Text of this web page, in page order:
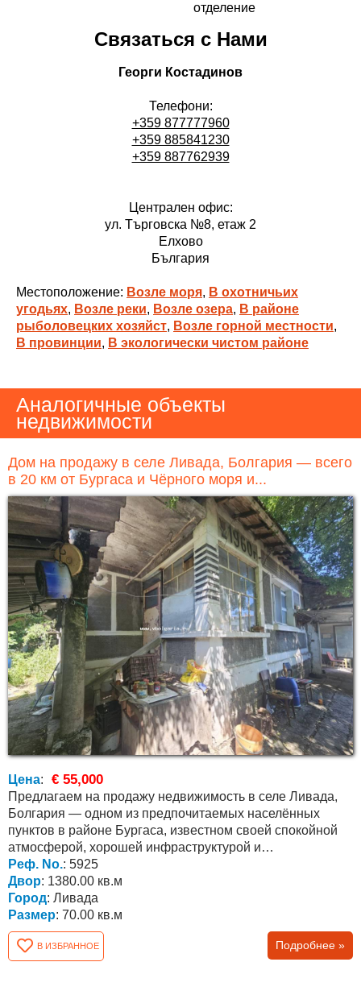
отделение
Связаться с Нами
Георги Костадинов
Телефони:
+359 877777960
+359 885841230
+359 887762939
Централен офис:
ул. Търговска №8, етаж 2
Елхово
България
Местоположение: Возле моря, В охотничьих
угодьях, Возле реки, Возле озера, В районе
рыболовецких хозяйст, Возле горной местности,
В провинции, В экологически чистом районе
Аналогичные объекты
недвижимости
Дом на продажу в селе Ливада, Болгария — всего
в 20 км от Бургаса и Чёрного моря и...
Цена: € 55,000
Предлагаем на продажу недвижимость в селе Ливада,
Болгария — одном из предпочитаемых населённых
пунктов в районе Бургаса, известном своей спокойной
атмосферой, хорошей инфраструктурой и
международным...
Реф. No.: 5925
Двор: 1380.00 кв.м
Город: Ливада
Размер: 70.00 кв.м
В ИЗБРАННОЕ Подробнее »